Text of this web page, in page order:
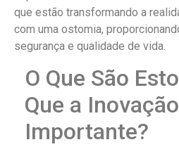
que estão transformando a
com uma ostomia,
segurança e qualidade de vida.
O Que São
Que a
Importante?